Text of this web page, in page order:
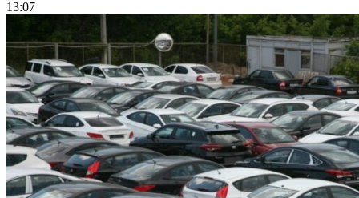
13:07